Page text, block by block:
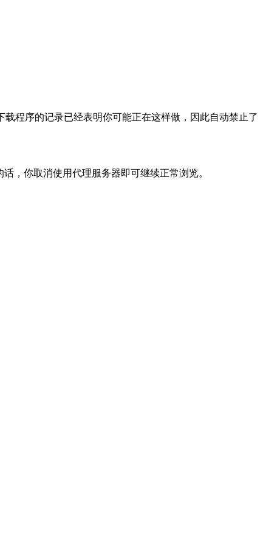
程序的记录已经表明你可能正在这样做，因此自动禁止了
，你取消使用代理服务器即可继续正常浏览。